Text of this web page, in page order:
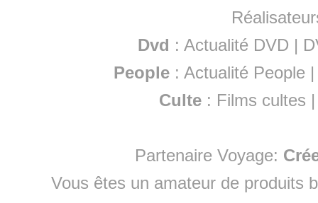
Dvd : Actualité DVD |
People :Actualité People
Culte : Films cultes
Partenaire Voyage:
Vous êtes un amateur de produits